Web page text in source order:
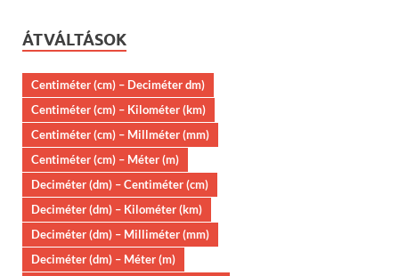
ÁTVÁLTÁSOK
Centiméter (cm) – Deciméter dm)
Centiméter (cm) – Kilométer (km)
Centiméter (cm) – Millméter (mm)
Centiméter (cm) – Méter (m)
Deciméter (dm) – Centiméter (cm)
Deciméter (dm) – Kilométer (km)
Deciméter (dm) – Milliméter (mm)
Deciméter (dm) – Méter (m)